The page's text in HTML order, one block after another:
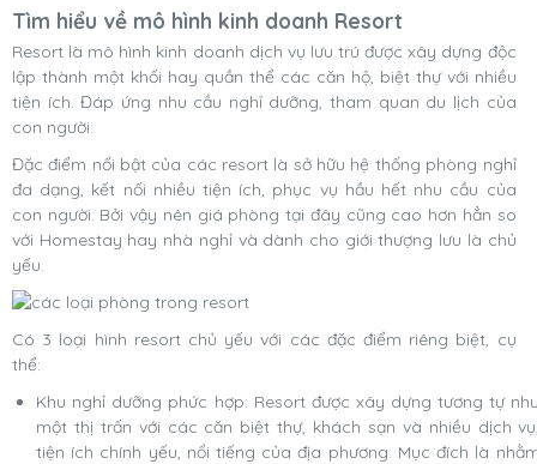
Tìm hiểu về mô hình kinh doanh Resort
Resort là mô hình kinh doanh dịch vụ lưu trú được xây dựng độc
lập thành một khối hay quần thể các căn hộ, biệt thự với nhiều
tiện ích. Đáp ứng nhu cầu nghỉ dưỡng, tham quan du lịch của
con người.
Đặc điểm nổi bật của các resort là sở hữu hệ thống phòng nghỉ
đa dạng, kết nối nhiều tiện ích, phục vụ hầu hết nhu cầu của
con người. Bởi vậy nên giá phòng tại đây cũng cao hơn hẳn so
với Homestay hay nhà nghỉ và dành cho giới thượng lưu là chủ
yếu.
Có 3 loại hình resort chủ yếu với các đặc điểm riêng biệt, cụ
thể:
Khu nghỉ dưỡng phức hợp: Resort được xây dựng tương tự
một thị trấn với các căn biệt thự, khách sạn và nhiều dịch
tiện ích chính yếu, nổi tiếng của địa phương. Mục đích là